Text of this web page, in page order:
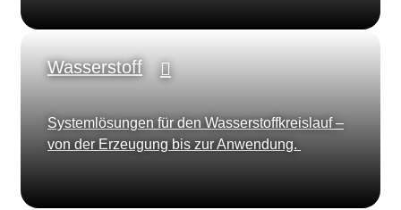
Wasserstoff
Systemlösungen für den Wasserstoffkreislauf –
von der Erzeugung bis zur Anwendung.